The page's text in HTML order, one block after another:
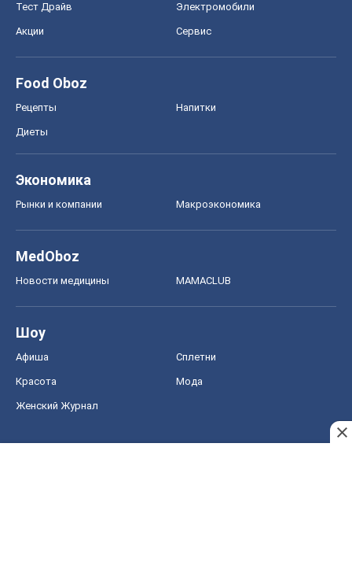
Тест Драйв Электромобили
Акции Сервис
Food Oboz
Рецепты Напитки
Диеты
Экономика
Рынки и компании Mакроэкономика
MedOboz
Новости медицины MAMACLUB
Шоу
Афиша Сплетни
Красота Мода
Женский Журнал